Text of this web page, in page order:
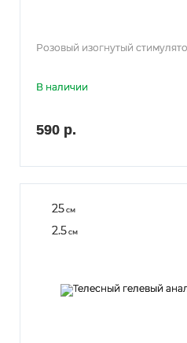
Розовый изогнутый
В наличии
590 р.
25см
2.5см